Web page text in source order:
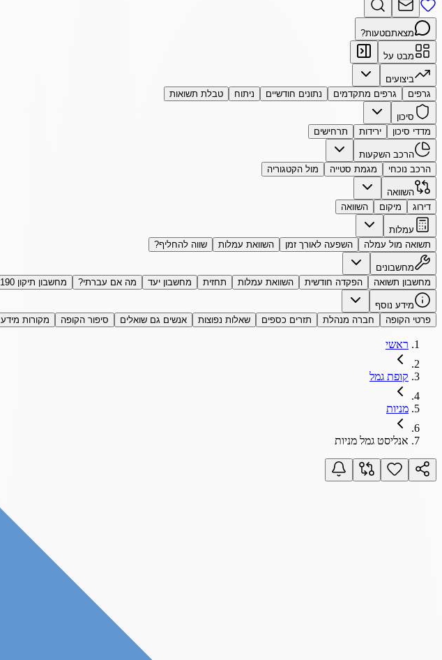
מצאתםטעות?
מבט על
ביצועים
גרפים
גרפים מתקדמים נתונים חודשיים ניתוח טבלת תשואות
סיכון
מדדי סיכון
ירידות תרחישים
הרכב השקעות
הרכב נוכחי
מגמת סטייה מול הקטגוריה
השוואה
דירוג
מיקום השוואה
עמלות
תשואה מול עמלה
השפעה לאורך זמן השוואת עמלות שווה להחליף?
מחשבונים
מחשבון תשואה
הפקדה חודשית השוואת עמלות תחזית מחשבון יעד מה אם עברתי? מחשבון תיקון 190
מידע נוסף
פרטי הקופה
חברה מנהלת תזרים כספים שאלות נפוצות אנשים גם שואלים סיפור הקופה מקורות מידע
ראשי
קופת גמל
מניות
אנליסט גמל מניות